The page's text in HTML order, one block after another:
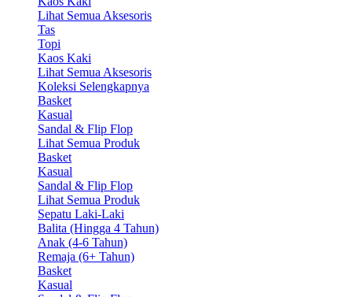
Lihat Semua Aksesoris
Tas
Topi
Kaos Kaki
Lihat Semua Aksesoris
Koleksi Selengkapnya
Basket
Kasual
Sandal & Flip Flop
Lihat Semua Produk
Basket
Kasual
Sandal & Flip Flop
Lihat Semua Produk
Sepatu Laki-Laki
Balita (Hingga 4 Tahun)
Anak (4-6 Tahun)
Remaja (6+ Tahun)
Basket
Kasual